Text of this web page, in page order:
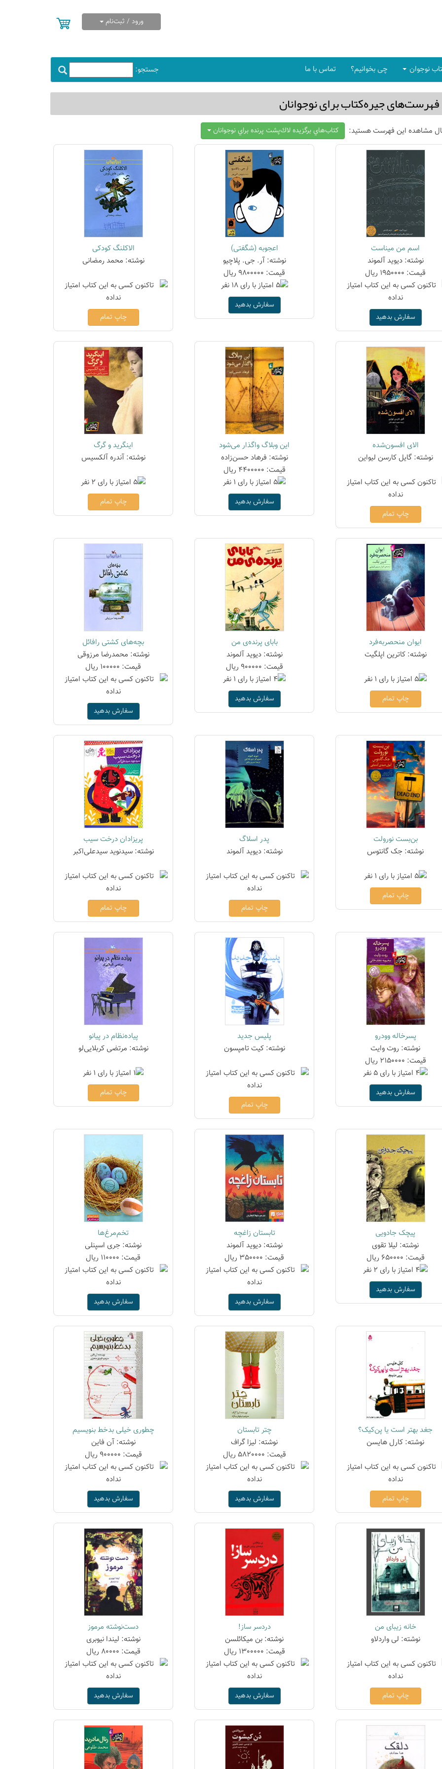
ورود / ثبت‌نام
جستجو: نوجوان چی بخوانیم؟ تماس با ما
فهرست‌های جیره‌كتاب برای نوجوانان
مشاهده این فهرست هستید: كتاب‌هاي برگزيده لاك‌پشت پرنده براي نوجوانان
اسم من میناست
نوشته: دیوید آلموند
قیمت: 1950000 ریال
سفارش بدهید
اعجوبه (شگفتی)
نوشته: آر. جی. پلاچیو
قیمت: 9800000 ریال
سفارش بدهید
الاکلنگ کودکی
نوشته: محمد رمضانی
چاپ تمام
الای افسون‌شده
نوشته: گایل کارسن لیواین
چاپ تمام
این وبلاگ واگذار می‌شود
نوشته: فرهاد حسن‌زاده
قیمت: 4400000 ریال
سفارش بدهید
اینگرید و گرگ
نوشته: آندره آلکسیس
چاپ تمام
ایوان منحصربه‌فرد
نوشته: کاترین اپلگیت
چاپ تمام
بابای پرنده‌ی من
نوشته: دیوید آلموند
قیمت: 900000 ریال
سفارش بدهید
بچه‌های کشتی رافائل
نوشته: محمدرضا مرزوقی
قیمت: 100000 ریال
سفارش بدهید
بن‌بست نورولت
نوشته: جک گانتوس
چاپ تمام
پدر اسلاگ
نوشته: دیوید آلموند
چاپ تمام
پریزادان درخت سیب
نوشته: سیدنوید سیدعلی‌اکبر
چاپ تمام
پسرخاله وودرو
نوشته: روت وایت
قیمت: 2150000 ریال
سفارش بدهید
پلیس جدید
نوشته: کیت تامپسون
چاپ تمام
پیاده‌نظام در پیانو
نوشته: مرتضی کربلایی‌لو
چاپ تمام
پیچک جادویی
نوشته: لیلا تقوی
قیمت: 650000 ریال
سفارش بدهید
تابستان زاغچه
نوشته: دیوید آلموند
قیمت: 350000 ریال
سفارش بدهید
تخم‌مرغ‌ها
نوشته: جری اسپنلی
قیمت: 110000 ریال
سفارش بدهید
جغد بهتر است یا پن‌کیک؟
نوشته: کارل هایسن
چاپ تمام
چتر تابستان
نوشته: لیزا گراف
قیمت: 5820000 ریال
سفارش بدهید
چطوری خیلی بدخط بنویسیم
نوشته: آن فاین
قیمت: 900000 ریال
سفارش بدهید
خانه زیبای من
نوشته: لی واردلاو
چاپ تمام
دردسر ساز!
نوشته: بن میکائلسن
قیمت: 1300000 ریال
سفارش بدهید
دست‌نوشته مرموز
نوشته: لیندا نیوبری
قیمت: 80000 ریال
سفارش بدهید